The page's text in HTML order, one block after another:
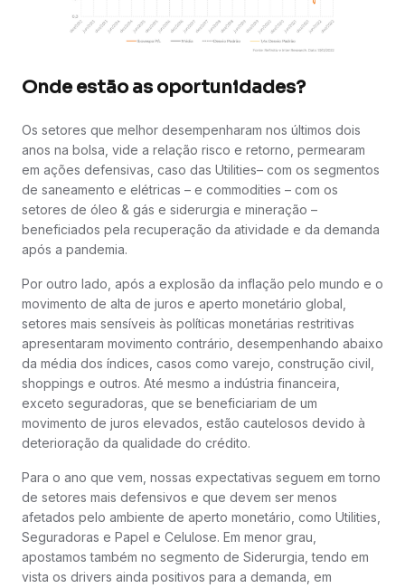
Onde estão as oportunidades?
Os setores que melhor desempenharam nos últimos dois
anos na bolsa, vide a relação risco e retorno, permearam
em ações defensivas, caso das Utilities– com os segmentos
de saneamento e elétricas – e commodities – com os
setores de óleo & gás e siderurgia e mineração –
beneficiados pela recuperação da atividade e da demanda
após a pandemia.
Por outro lado, após a explosão da inflação pelo mundo e o
movimento de alta de juros e aperto monetário global,
setores mais sensíveis às políticas monetárias restritivas
apresentaram movimento contrário, desempenhando abaixo
da média dos índices, casos como varejo, construção civil,
shoppings e outros. Até mesmo a indústria financeira,
exceto seguradoras, que se beneficiariam de um
movimento de juros elevados, estão cautelosos devido à
deterioração da qualidade do crédito.
Para o ano que vem, nossas expectativas seguem em torno
de setores mais defensivos e que devem ser menos
afetados pelo ambiente de aperto monetário, como Utilities,
Seguradoras e Papel e Celulose. Em menor grau,
apostamos também no segmento de Siderurgia, tendo em
vista os drivers ainda positivos para a demanda, em